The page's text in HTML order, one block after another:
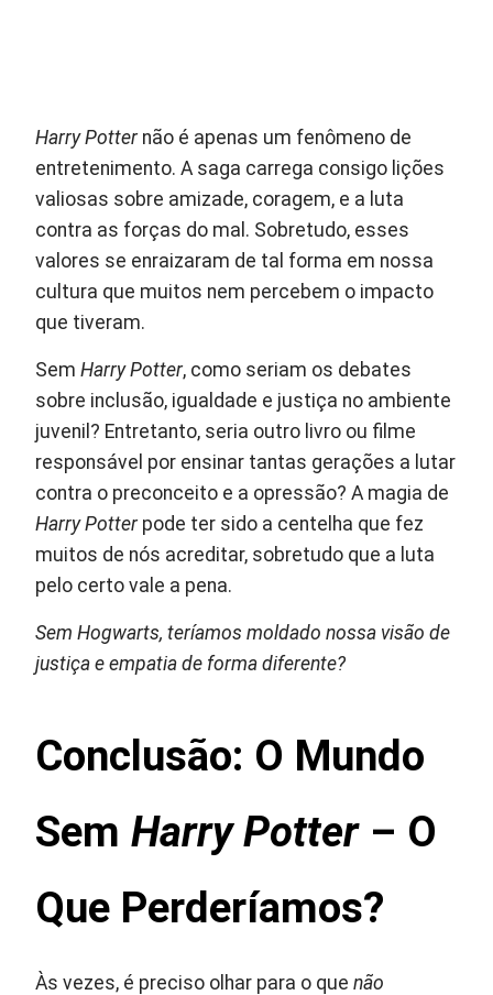
Harry Potternão é apenas um fenômeno de
entretenimento. A saga carrega consigo lições
valiosas sobre amizade, coragem, e a luta
contra as forças do mal. Sobretudo, esses
valores se enraizaram de tal forma em nossa
cultura que muitos nem percebem o impacto
que tiveram.
SemHarry Potter, como seriam os debates
sobre inclusão, igualdade e justiça no ambiente
juvenil? Entretanto, seria outro livro ou filme
responsável por ensinar tantas gerações a lutar
contra o preconceito e a opressão? A magia de
Harry Potterpode ter sido a centelha que fez
muitos de nós acreditar, sobretudo que a luta
pelo certo vale a pena.
Sem Hogwarts, teríamos moldado nossa visão de
justiça e empatia de forma diferente?
Conclusão: O Mundo
SemHarry Potter– O
Que Perderíamos?
Às vezes, é preciso olhar para o quenão